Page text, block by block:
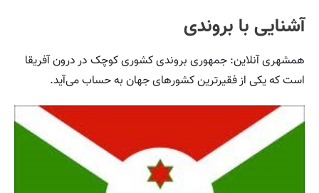
آشنایی با بروندی
همشهری آنلاین: جمهوری بروندی کشوری کوچک در درون آفریقا
است که یکی از فقیرترین کشورهای جهان به حساب می‌آید.